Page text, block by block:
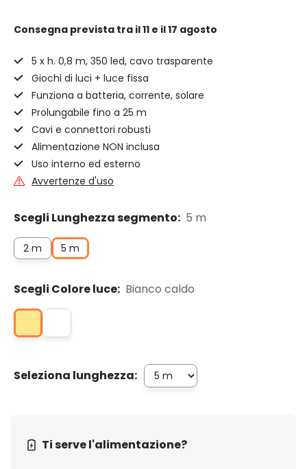
Consegna prevista tra il 11 e il 17 agosto
5 x h. 0,8 m, 350 led, cavo trasparente
Giochi di luci + luce fissa
Funziona a batteria, corrente, solare
Prolungabile fino a 25 m
Cavi e connettori robusti
Alimentazione NON inclusa
Uso interno ed esterno
Avvertenze d'uso
Scegli Lunghezza segmento: 5 m
2 m 5 m
Scegli Colore luce: Bianco caldo
Seleziona lunghezza:
Ti serve l'alimentazione?